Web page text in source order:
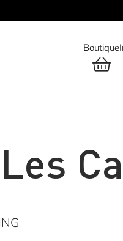
Boutique